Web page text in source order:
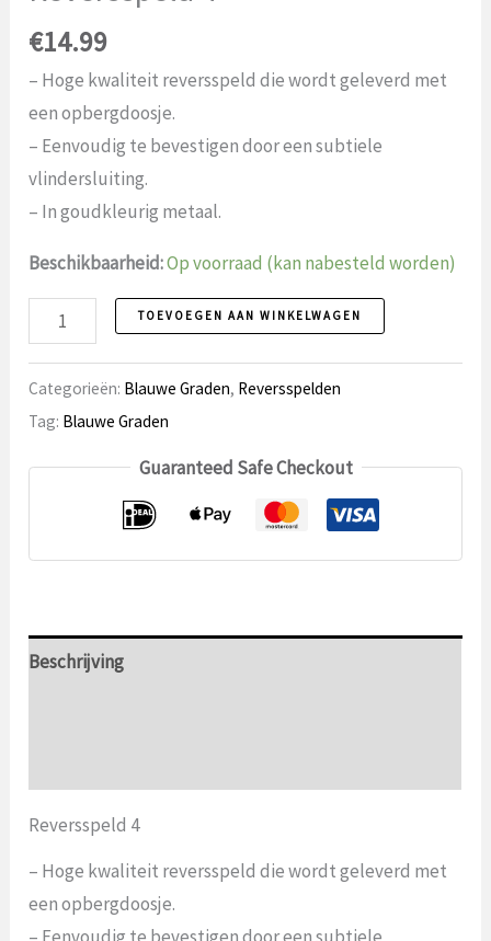
€14.99
– Hoge kwaliteit reversspeld die wordt geleverd met
een opbergdoosje.
– Eenvoudig te bevestigen door een subtiele
vlindersluiting.
– In goudkleurig metaal.
Beschikbaarheid:Op voorraad (kan nabesteld worden)
Reversspeld
4
aantal
TOEVOEGEN AAN WINKELWAGEN
Categorieën: Blauwe Graden, Reversspelden
Tag: Blauwe Graden
Guaranteed Safe Checkout
Beschrijving
Reversspeld 4
– Hoge kwaliteit reversspeld die wordt geleverd met
een opbergdoosje.